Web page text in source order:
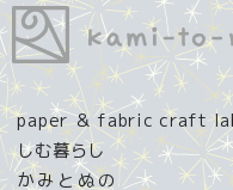
コ
ン
テ
ン
ツ
へ
paper ＆ fabric craft
しむ暮らし